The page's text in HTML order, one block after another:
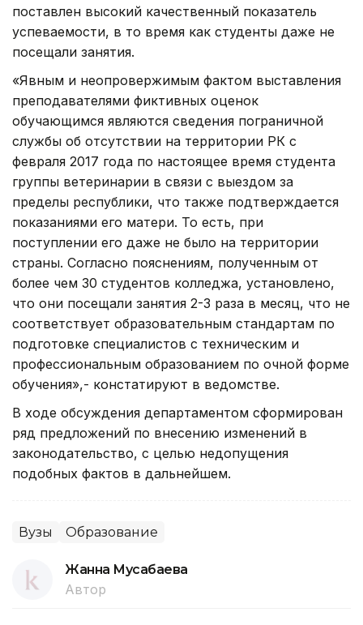
поставлен высокий качественный показатель
успеваемости, в то время как студенты даже не
посещали занятия.
«Явным и неопровержимым фактом выставления
преподавателями фиктивных оценок
обучающимся являются сведения пограничной
службы об отсутствии на территории РК с
февраля 2017 года по настоящее время студента
группы ветеринарии в связи с выездом за
пределы республики, что также подтверждается
показаниями его матери. То есть, при
поступлении его даже не было на территории
страны. Согласно пояснениям, полученным от
более чем 30 студентов колледжа, установлено,
что они посещали занятия 2-3 раза в месяц, что не
соответствует образовательным стандартам по
подготовке специалистов с техническим и
профессиональным образованием по очной форме
обучения»,- констатируют в ведомстве.
В ходе обсуждения департаментом сформирован
ряд предложений по внесению изменений в
законодательство, с целью недопущения
подобных фактов в дальнейшем.
Вузы Образование
Жанна Мусабаева
Автор